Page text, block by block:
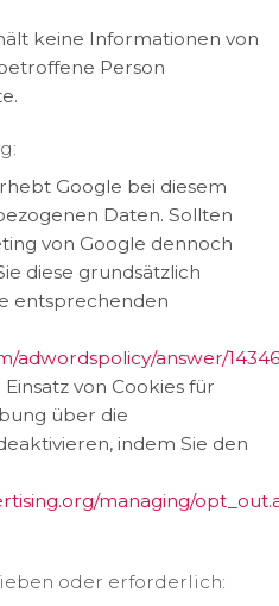
keine Informationen von
Person
Google bei diesem
Daten. Sollten
von Google dennoch
diese grundsätzlich
entsprechenden
adwordspolicy/answer/
von Cookies für
über die
indem Sie den
managing/
oder erforderlich: